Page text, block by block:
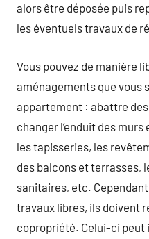
alors être déposée puis
les éventuels travaux de
Vous pouvez de manière
aménagements que vous
appartement : abattre
changer l’enduit des
les tapisseries, les
des balcons et terrasses,
sanitaires, etc.
travaux libres, ils doivent
copropriété. Celui-ci peut